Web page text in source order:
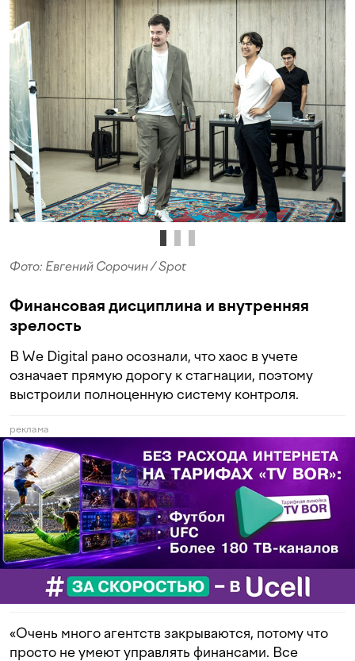
Фото: Евгений Сорочин / Spot
Финансовая дисциплина и внутренняя
зрелость
В We Digital рано осознали, что хаос в учете
означает прямую дорогу к стагнации, поэтому
выстроили полноценную систему контроля.
реклама
«Очень много агентств закрываются, потому что
просто не умеют управлять финансами. Все